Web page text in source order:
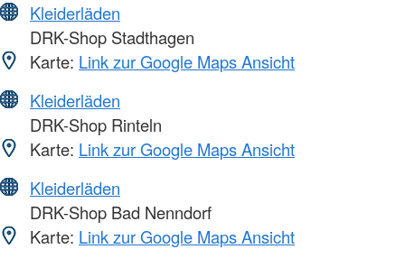
Kleiderläden
DRK-Shop Stadthagen
Karte: Link zur Google Maps Ansicht
Kleiderläden
DRK-Shop Rinteln
Karte: Link zur Google Maps Ansicht
Kleiderläden
DRK-Shop Bad Nenndorf
Karte: Link zur Google Maps Ansicht